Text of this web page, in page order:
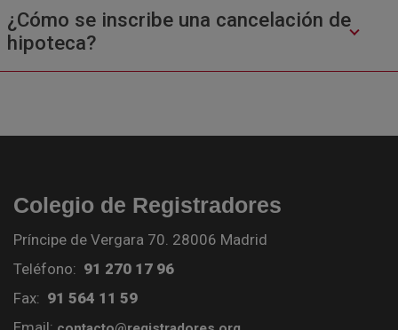
¿Cómo se inscribe una cancelación de
hipoteca?
Colegio de Registradores
Príncipe de Vergara 70. 28006 Madrid
Teléfono: 91 270 17 96
Fax: 91 564 11 59